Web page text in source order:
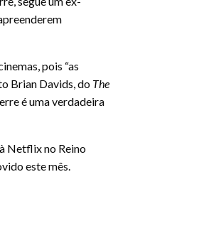
pois “as
Brian Davids, do The
é uma verdadeira
Netflix no Reino
este mês.